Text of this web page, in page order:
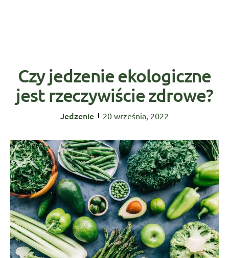
Czy jedzenie ekologiczne
jest rzeczywiście zdrowe?
Jedzenie 20 września, 2022